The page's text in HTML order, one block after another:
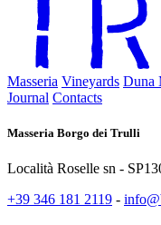
Masseria Vineyards Duna
Journal Contacts
Masseria Borgo dei Trulli
Località Roselle sn -
+39 346 181 2119 -